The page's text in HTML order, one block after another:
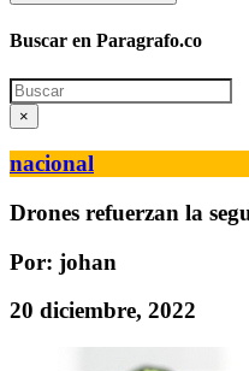
Buscar en Paragrafo.co
Search
×
nacional
Drones refuerzan la
Por: johan
20 diciembre, 2022